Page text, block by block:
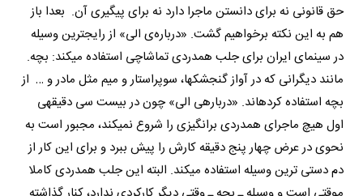
حق قانونی نه برای دانستن ماجرا دارد نه برای پیگیری آن. بعدا باز
هم به این نکته برخواهیم گشت. «درباره­‌ی الی» از رایج­ترین وسیله
در سینمای ایران برای جلب همدردی تماشاچی استفاده می­کند: بچه.
مانند دیگرانی که در آواز گنجشک­ها، سوپراستار و میم مثل مادر و … از
بچه استفاده کرده­اند. «درباره­ی الی» چون در بیست سی دقیقه­ی
اول هیچ ماجرای هم­دردی برانگیزی را شروع نمی­کند، مجبور است به
نحوی در عرض چهار پنج دقیقه کارش را پیش ببرد و برای این کار از
دم دستی ترین وسیله استفاده می­کند. البته این جلب همدردی کاملا